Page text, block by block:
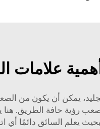
أهمية علامات
يمكن أن يكون من
رؤية حافة الطريق. هنا
يعلم السائق دائمًا